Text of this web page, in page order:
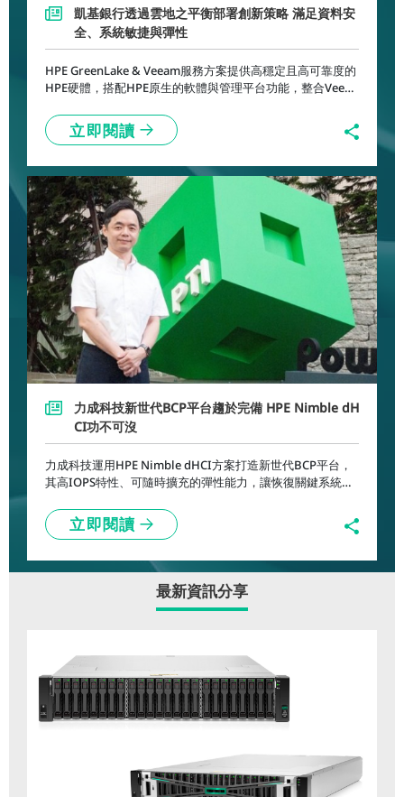
凱基銀行透過雲地之平衡部署創新策略 滿足資料安
全、系統敏捷與彈性
HPE GreenLake & Veeam服務方案提供高穩定且高可靠度的
HPE硬體，搭配HPE原生的軟體與管理平台功能，整合Veea
理機制。立即閱讀
力成科技新世代BCP平台趨於完備 HPE Nimble dH
CI功不可沒
力成科技運用HPE Nimble dHCI方案打造新世代BCP平台，
其高IOPS特性、可隨時擴充的彈性能力，讓恢復關鍵系統時
立即閱讀
最新資訊分享